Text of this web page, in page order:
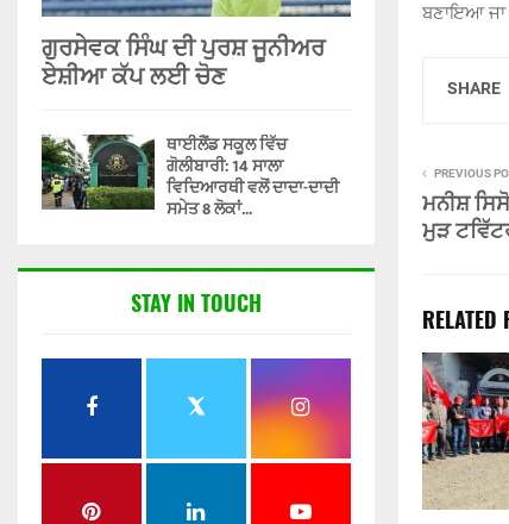
ਬਣਾਇਆ ਜਾ
SHARE
PREVIOUS
ਮਨੀਸ਼
ਮੁੜ
RELATED
ਗੁਰਸੇਵਕ ਸਿੰਘ ਦੀ ਪੁਰਸ਼ ਜੂਨੀਅਰ
ਏਸ਼ੀਆ ਕੱਪ ਲਈ ਚੋਣ
ਥਾਈਲੈਂਡ ਸਕੂਲ ਵਿੱਚ
ਗੋਲੀਬਾਰੀ: 14 ਸਾਲਾ
ਵਿਦਿਆਰਥੀ ਵਲੋਂ ਦਾਦਾ-ਦਾਦੀ
ਸਮੇਤ 8 ਲੋਕਾਂ...
STAY IN TOUCH